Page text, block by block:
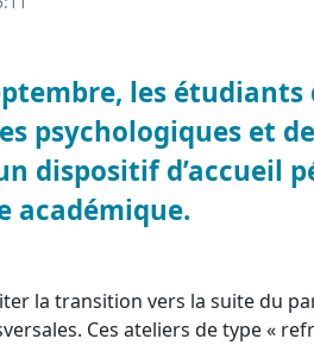
les
psychologiques et
dispositif d’accueil
académique.
la transition vers la suite du
Ces ateliers de type «